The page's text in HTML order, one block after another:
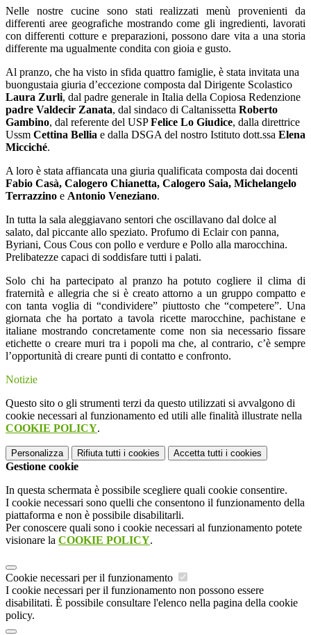
Nelle nostre cucine sono stati realizzati menù provenienti da
differenti aree geografiche mostrando come gli ingredienti, lavorati
con differenti cotture e preparazioni, possono dare vita a una storia
differente ma ugualmente condita con gioia e gusto.
Al pranzo, che ha visto in sfida quattro famiglie, è stata invitata una
buongustaia giuria d’eccezione composta dal Dirigente Scolastico
Laura Zurli, dal padre generale in Italia della Copiosa Redenzione
padre Valdecir Zanata, dal sindaco di Caltanissetta Roberto
Gambino, dal referente del USPFelice Lo Giudice, dalla direttrice
Ussm Cettina Bellia e dalla DSGA del nostro Istituto dott.ssa Elena
Micciché.
A loro è stata affiancata una giuria qualificata composta dai docenti
Fabio Casà, Calogero Chianetta, Calogero Saia, Michelangelo
Terrazzino e Antonio Veneziano.
In tutta la sala aleggiavano sentori che oscillavano dal dolce al
salato, dal piccante allo speziato. Profumo di Eclair con panna,
Byriani, Cous Cous con pollo e verdure e Pollo alla marocchina.
Prelibatezze capaci di soddisfare tutti i palati.
Solo chi ha partecipato al pranzo ha potuto cogliere il clima di
fraternità e allegria che si è creato attorno a un gruppo compatto e
con tanta voglia di “condividere” piuttosto che “competere”. Una
giornata che ha portato a tavola ricette marocchine, pachistane e
italiane mostrando concretamente come non sia necessario fissare
etichette o creare muri tra i popoli ma che, al contrario, c’è sempre
l’opportunità di creare punti di contatto e confronto.
Notizie
Questo sito o gli strumenti terzi da questo utilizzati si avvalgono di
cookie necessari al funzionamento ed utili alle finalità illustrate nella
COOKIE POLICY.
Personalizza Rifiuta tutti i cookies Accetta tutti i cookies
Gestione cookie
In questa schermata è possibile scegliere quali cookie consentire.
I cookie necessari sono quelli che consentono il funzionamento della
piattaforma e non è possibile disabilitarli.
Per conoscere quali sono i cookie necessari al funzionamento potete
visionare la COOKIE POLICY.
Cookie necessari per il funzionamento
I cookie necessari per il funzionamento non possono essere
disabilitati. È possibile consultare l'elenco nella pagina della cookie
policy.